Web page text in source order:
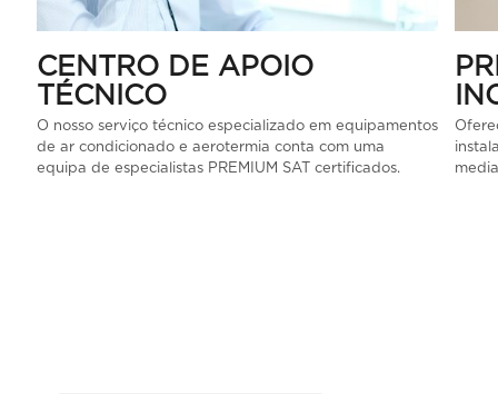
CENTRO DE APOIO
TÉCNICO
O nosso serviço técnico especializado em equipamentos
de ar condicionado e aerotermia conta com uma
equipa de especialistas PREMIUM SAT certificados.